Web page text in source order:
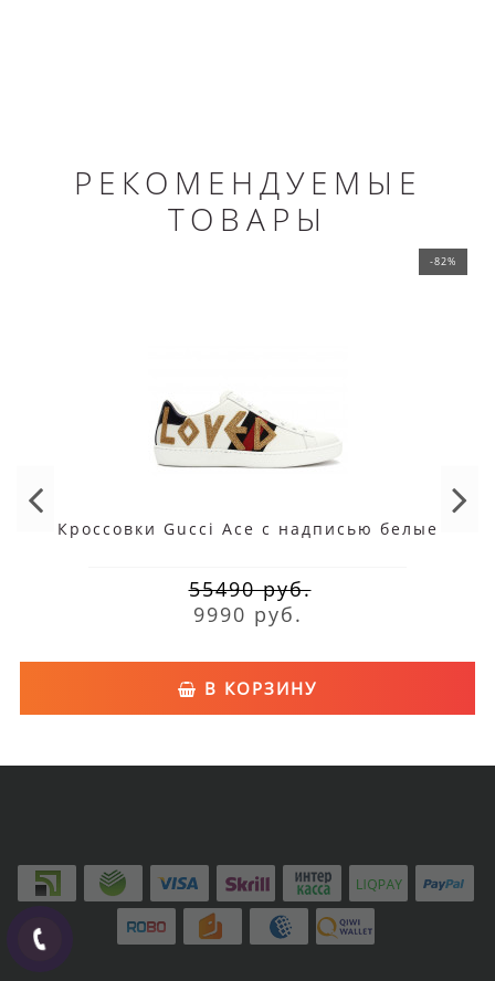
РЕКОМЕНДУЕМЫЕ
ТОВАРЫ
-82%
Кроссовки Gucci Ace с надписью белые
55490 руб.
9990 руб.
В КОРЗИНУ